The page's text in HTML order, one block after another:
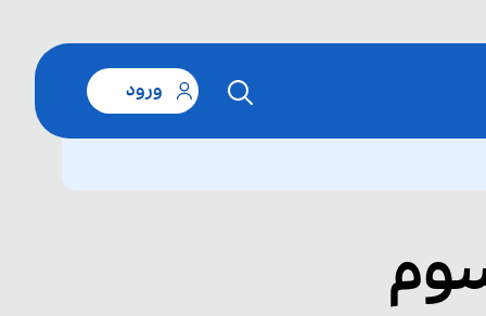
ورود